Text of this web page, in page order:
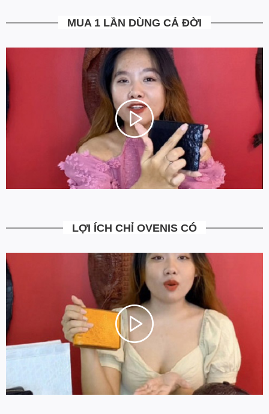
Toàn bộ các đơn hàng từ 500k đều được Ovenis hỗ trợ giao hàng
bạn phải trả. Tặng thêm khách cũ với ưu đãi riêng, free ship đơn
6. Vì sao cam kết Giá Tốt Nhất?
Chúng tôi chọn cách tối ưu chi phí như không phân phối qua
trung gian, không cửa hàng để giảm chi phí vận hành (hàng sản
xuất từ xưởng đóng gói và vận chuyển trực tiếp tới tay người sử
dụng). Tập trung vào cải thiện chất lượng sản phẩm và nâng cao
dịch vụ chăm sóc khách hàng.
MUA 1 LẦN DÙNG CẢ ĐỜI
LỢI ÍCH CHỈ OVENIS CÓ